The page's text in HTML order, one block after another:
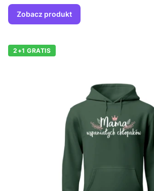
Zobacz produkt
2+1 GRATIS